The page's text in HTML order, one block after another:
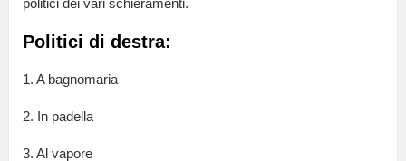
politici dei vari schieramenti.
Politici di destra:
1. A bagnomaria
2. In padella
3. Al vapore